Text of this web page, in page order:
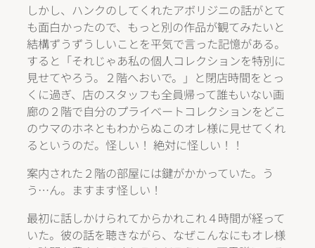
しかし、ハンクのしてくれたアボリジニの話がとて
も面白かったので、もっと別の作品が観てみたいと
結構ずうずうしいことを平気で言った記憶がある。
すると「それじゃあ私の個人コレクションを特別に
見せてやろう。２階へおいで。」と閉店時間をとっ
くに過ぎ、店のスタッフも全員帰って誰もいない画
廊の２階で自分のプライベートコレクションをどこ
のウマのホネともわからぬこのオレ様に見せてくれ
るというのだ。怪しい！ 絶対に怪しい！！
案内された２階の部屋には鍵がかかっていた。う
う…ん。ますます怪しい！
最初に話しかけられてからかれこれ４時間が経って
いた。彼の話を聴きながら、なぜこんなにもオレ様